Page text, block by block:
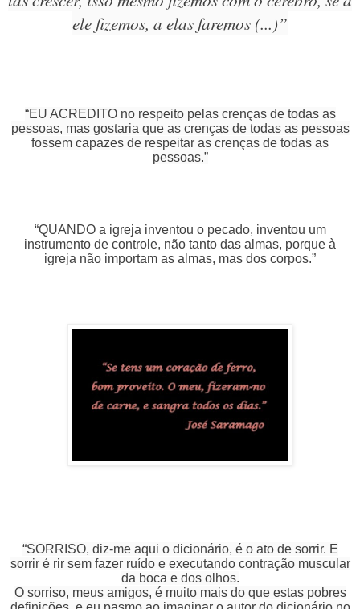
ele fizemos, a elas faremos (...)”
“EU ACREDITO no respeito pelas crenças de todas as
pessoas, mas gostaria que as crenças de todas as pessoas
fossem capazes de respeitar as crenças de todas as
pessoas.”
“QUANDO a igreja inventou o pecado, inventou um
instrumento de controle, não tanto das almas, porque à
igreja não importam as almas, mas dos corpos.”
“SORRISO, diz-me aqui o dicionário, é o ato de sorrir. E
sorrir é rir sem fazer ruído e executando contração muscular
da boca e dos olhos.
O sorriso, meus amigos, é muito mais do que estas pobres